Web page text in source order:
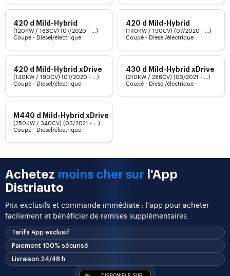
420 d Mild-Hybrid
(120KW / 163CV) (07/2020 - ...)
Coupé - Diesel/électrique
420 d Mild-Hybrid
(140KW / 190CV) (07/2020 - ...)
Coupé - Diesel/électrique
420 d Mild-Hybrid xDrive
(140KW / 190CV) (07/2020 - ...)
Coupé - Diesel/électrique
430 d Mild-Hybrid xDrive
(210KW / 286CV) (03/2021 - ...)
Coupé - Diesel/électrique
M440 d Mild-Hybrid xDrive
(250KW / 340CV) (03/2021 - ...)
Coupé - Diesel/électrique
Achetez moins cher sur l'App
Distriauto
Prix exclusifs et commande immédiate : l’app pour acheter
facilement et bénéficier de remises supplémentaires.
Tarifs App exclusif
Paiement 100% sécurisé
Livraison 24/48 h